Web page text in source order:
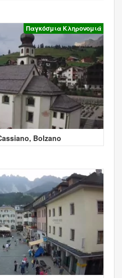
Παγκόσμια Κληρονομιά
Bolzano